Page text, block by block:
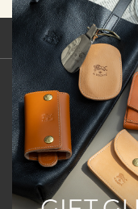
新規会員登録
ご利用ガイド
特定商取引法
お問い合わせ
販売スタッフ中途採用